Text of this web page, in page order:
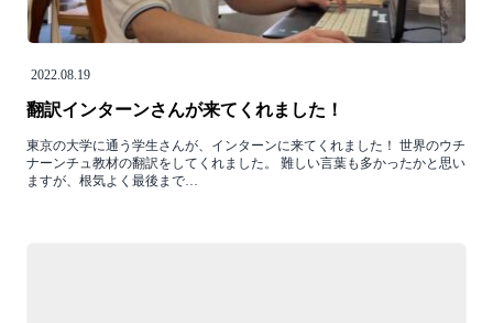
2022.08.19
翻訳インターンさんが来てくれました！
東京の大学に通う学生さんが、インターンに来てくれました！ 世界のウチ
ナーンチュ教材の翻訳をしてくれました。 難しい言葉も多かったかと思い
ますが、根気よく最後まで…